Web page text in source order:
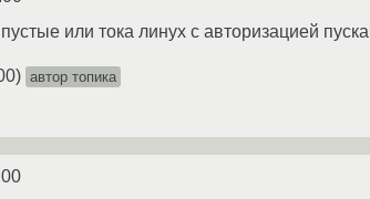
или тока линух с авторизацией
) автор топика